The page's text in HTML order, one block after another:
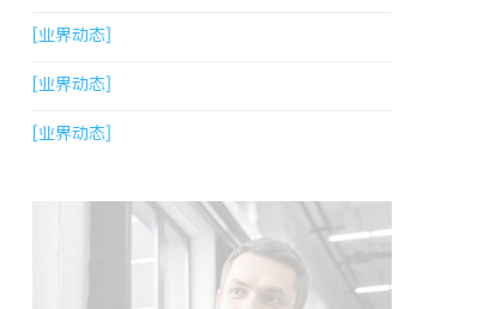
[业界动态]
[业界动态]
[业界动态]